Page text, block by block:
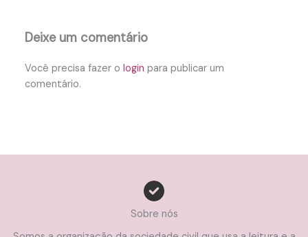
Deixe um comentário
Você precisa fazer ologin para publicar um
comentário.
Sobre nós